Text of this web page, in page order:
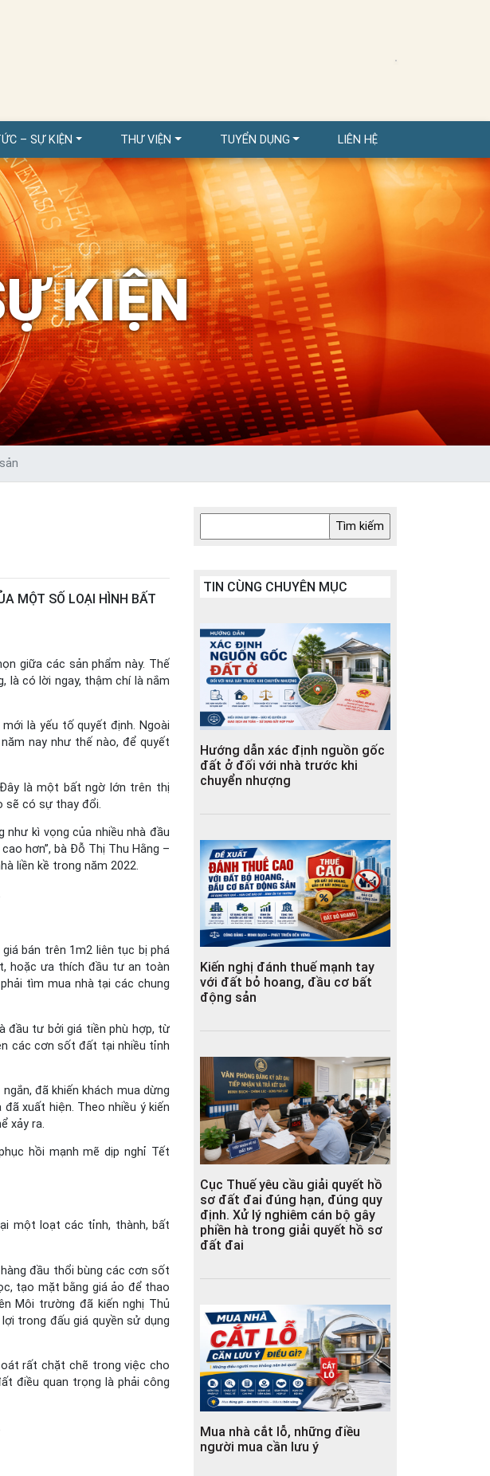
– SỰ KIỆN THƯ VIỆN TUYỂN DỤNG LIÊN HỆ
KIỆN
MỘT SỐ LOẠI HÌNH BẤT
giữa các sản phẩm này. Thế
là có lời ngay, thậm chí là nắm
là yếu tố quyết định. Ngoài
nay như thế nào, để quyết
là một bất ngờ lớn trên thị
sẽ có sự thay đổi.
kì vọng của nhiều nhà đầu
hơn”, bà Đỗ Thị Thu Hằng –
liền kề trong năm 2022.
bán trên 1m2 liên tục bị phá
hoặc ưa thích đầu tư an toàn
tìm mua nhà tại các chung
đầu tư bởi giá tiền phù hợp, từ
các cơn sốt đất tại nhiều tỉnh
đã khiến khách mua dừng
xuất hiện. Theo nhiều ý kiến
xảy ra.
hồi mạnh mẽ dịp nghỉ Tết
một loạt các tỉnh, thành, bất
đầu thổi bùng các cơn sốt
tạo mặt bằng giá ảo để thao
Môi trường đã kiến nghị Thủ
trong đấu giá quyền sử dụng
rất chặt chẽ trong việc cho
điều quan trọng là phải công
TIN CÙNG CHUYÊN MỤC
Hướng dẫn xác định nguồn gốc
đất ở đối với nhà trước khi
chuyển nhượng
Kiến nghị đánh thuế mạnh tay
với đất bỏ hoang, đầu cơ bất
động sản
Cục Thuế yêu cầu giải quyết hồ
sơ đất đai đúng hạn, đúng quy
định. Xử lý nghiêm cán bộ gây
phiền hà trong giải quyết hồ sơ
đất đai
Mua nhà cắt lỗ, những điều
người mua cần lưu ý